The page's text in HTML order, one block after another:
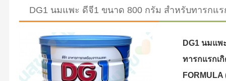
DG1 นมแพะ ดีจี1 ขนาด 800 กรัม สำหรับทารกแร
DG1 นมแพ
ทารกแรกเกิ
FORMULA